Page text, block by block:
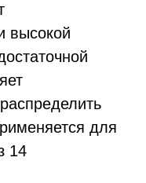
высокой
для
14